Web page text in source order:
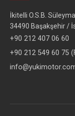
İkitelli O.S.B.
34490 Başakşehir /
+90 212 407 06 60
+90 212 549 60 75